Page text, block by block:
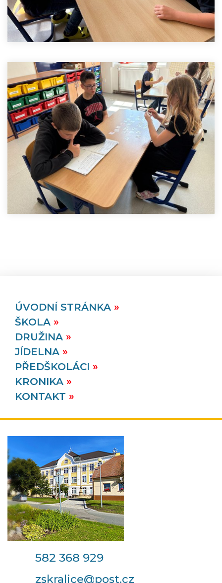
ÚVODNÍ STRÁNKA
ŠKOLA
DRUŽINA
JÍDELNA
PŘEDŠKOLÁCI
KRONIKA
KONTAKT
582 368 929
zskralice@post.cz